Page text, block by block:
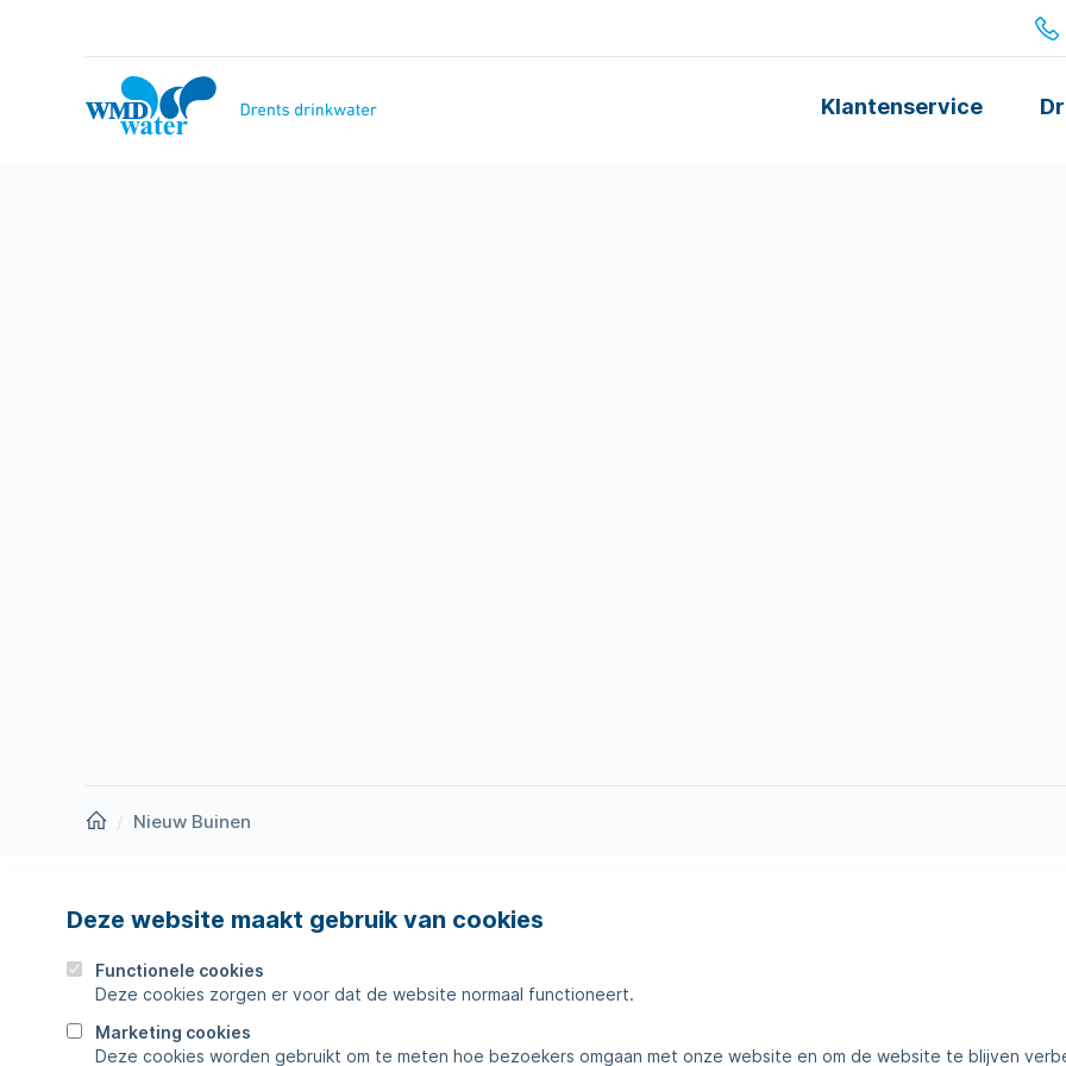
Deze website maakt gebruik van cookies
Functionele cookies
Deze cookies zorgen er voor dat de website normaal functioneert.
Marketing cookies
Deze cookies worden gebruikt om te meten hoe bezoekers omgaan met onze website en om de website te blijven
WMD
Drinkwater
Klantenservice
Homepage
Nieuw Buinen
Nieuws
Werken bij
Zakelijk
Storingen
Veelgestelde vragen